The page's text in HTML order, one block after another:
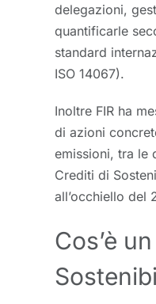
delegazioni,
quantificarle
standard
ISO 14067).
Inoltre FIR ha
di azioni
emissioni, tra le
Crediti di
all’occhiello del
Cos’è